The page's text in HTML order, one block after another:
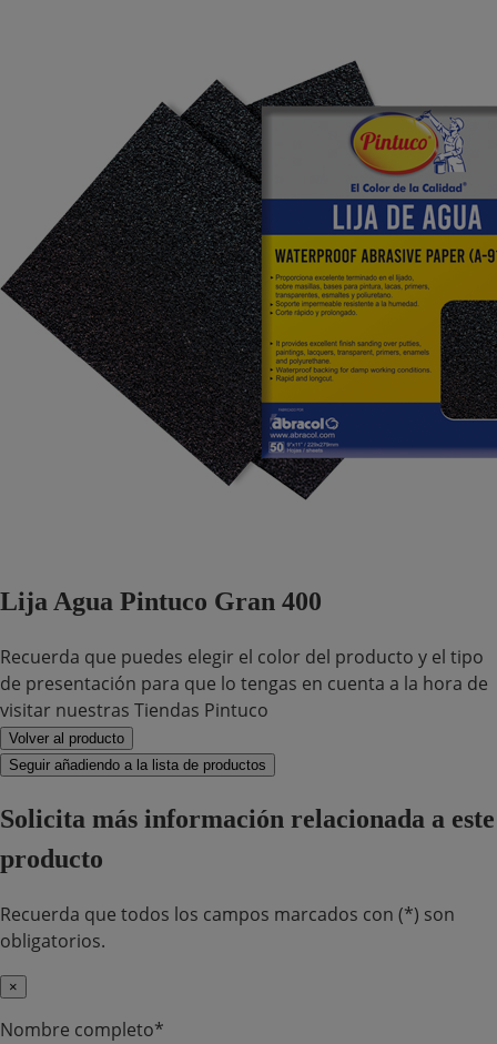
Lija Agua Pintuco Gran 400
Recuerda que puedes elegir el color del producto y el tipo
de presentación para que lo tengas en cuenta a la hora de
visitar nuestras Tiendas Pintuco
Volver al producto
Seguir añadiendo a la lista de productos
Solicita más información relacionada a este
producto
Recuerda que todos los campos marcados con (*) son
obligatorios.
×
Nombre completo*